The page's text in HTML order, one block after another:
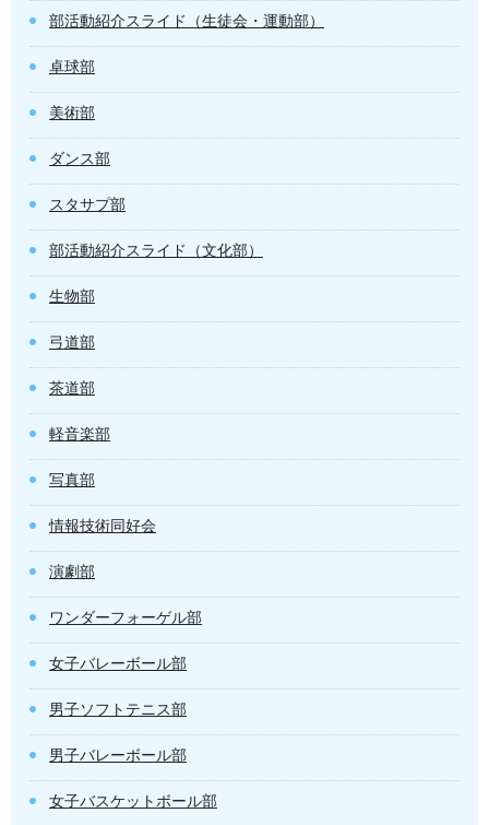
部活動紹介スライド（生徒会・運動部）
卓球部
美術部
ダンス部
スタサプ部
部活動紹介スライド（文化部）
生物部
弓道部
茶道部
軽音楽部
写真部
情報技術同好会
演劇部
ワンダーフォーゲル部
女子バレーボール部
男子ソフトテニス部
男子バレーボール部
女子バスケットボール部